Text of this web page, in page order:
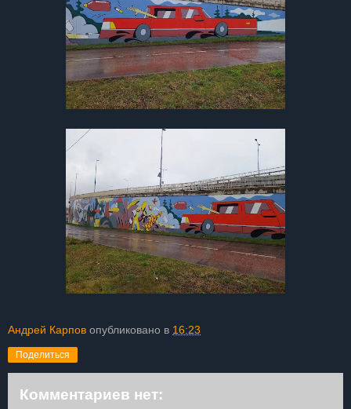
Андрей Карпов опубликовано в 16:23
Поделиться
Комментариев нет: